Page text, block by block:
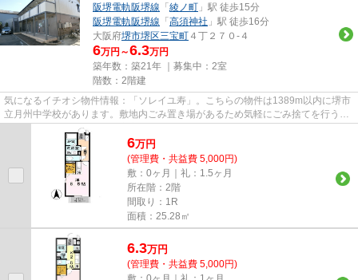
阪堺電軌阪堺線 「 綾ノ町 」駅 徒歩15分
阪堺電軌阪堺線 「 高須神社 」駅 徒歩16分
大阪府堺市堺区三宝町 ４丁２７０-４
6万円～6.3万円
築年数：築21年 ｜募集中： 2室
階数：2階建
気になるイチオシ物件情報：「ソレイユ寿」。こちらの物件は1389m以内に堺市
立月州中学校があります。敷地内ごみ置き場があるため気軽にごみ捨てを行うこ
とができ、ゴミの多い時も安心...
6万円
(管理費・共益費 5,000円)
敷：0ヶ月｜礼：1.5ヶ月
所在階：2階
間取り：1R
面積：25.28㎡
6.3万円
(管理費・共益費 5,000円)